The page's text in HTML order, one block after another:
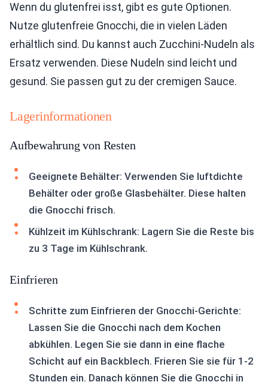
Wenn du glutenfrei isst, gibt es gute Optionen.
Nutze glutenfreie Gnocchi, die in vielen Läden
erhältlich sind. Du kannst auch Zucchini-Nudeln als
Ersatz verwenden. Diese Nudeln sind leicht und
gesund. Sie passen gut zu der cremigen Sauce.
Lagerinformationen
Aufbewahrung von Resten
Geeignete Behälter: Verwenden Sie luftdichte
Behälter oder große Glasbehälter. Diese halten
die Gnocchi frisch.
Kühlzeit im Kühlschrank: Lagern Sie die Reste bis
zu 3 Tage im Kühlschrank.
Einfrieren
Schritte zum Einfrieren der Gnocchi-Gerichte:
Lassen Sie die Gnocchi nach dem Kochen
abkühlen. Legen Sie sie dann in eine flache
Schicht auf ein Backblech. Frieren Sie sie für 1-2
Stunden ein. Danach können Sie die Gnocchi in